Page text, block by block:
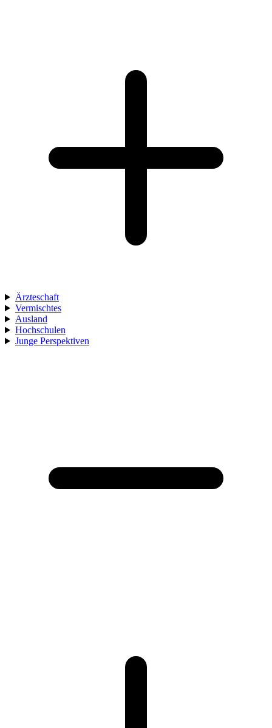
Ärzteschaft
Vermischtes
Ausland
Hochschulen
Junge Perspektiven